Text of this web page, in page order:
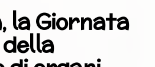
la Giornata